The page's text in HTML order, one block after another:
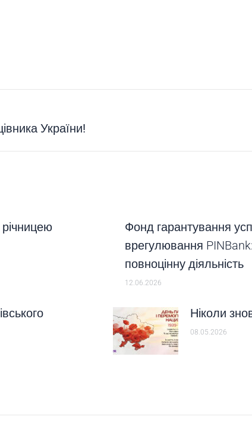
України!
Фонд гарантування
врегулювання
повноцінну діяльність
12.06.2026
Ніколи
08.05.2026